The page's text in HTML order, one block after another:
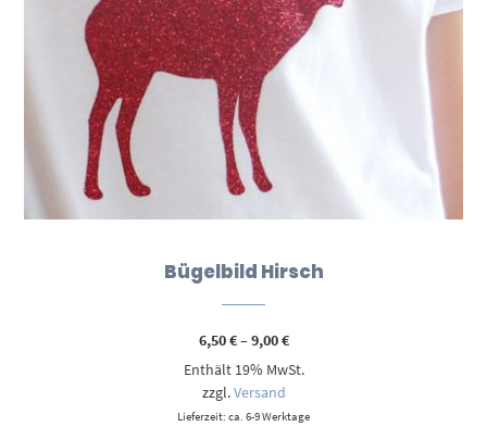
Bügelbild Hirsch
6,50€–9,00€Preisspanne:
bis
Enthält 19% MwSt.
zzgl.Versand
Lieferzeit: ca. 6-9 Werktage